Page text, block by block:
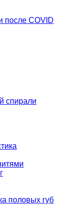
после СOVID
спирали
половых губ